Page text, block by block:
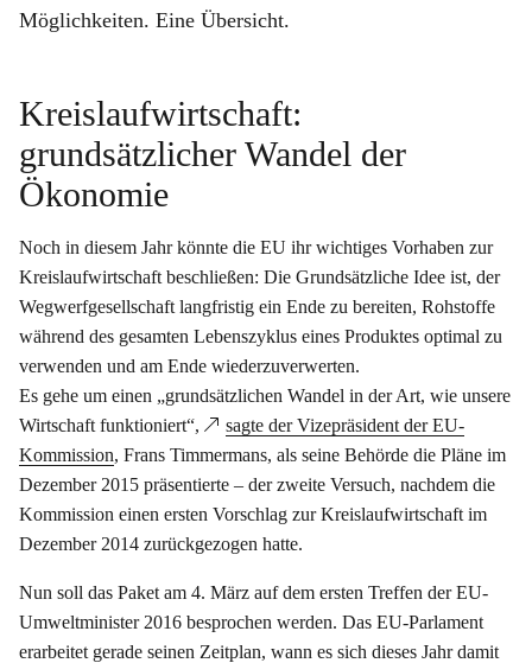
Möglichkeiten. Eine Übersicht.
Kreislaufwirtschaft:
grundsätzlicher Wandel der
Ökonomie
Noch in diesem Jahr könnte die EU ihr wichtiges Vorhaben zur
Kreislaufwirtschaft beschließen: Die Grundsätzliche Idee ist, der
Wegwerfgesellschaft langfristig ein Ende zu bereiten, Rohstoffe
während des gesamten Lebenszyklus eines Produktes optimal zu
verwenden und am Ende wiederzuverwerten.
Es gehe um einen „grundsätzlichen Wandel in der Art, wie unsere
Wirtschaft funktioniert“,
sagte der Vizepräsident der EU-
Kommission, Frans Timmermans, als seine Behörde die Pläne im
Dezember 2015 präsentierte – der zweite Versuch, nachdem die
Kommission einen ersten Vorschlag zur Kreislaufwirtschaft im
Dezember 2014 zurückgezogen hatte.
Nun soll das Paket am 4. März auf dem ersten Treffen der EU-
Umweltminister 2016 besprochen werden. Das EU-Parlament
erarbeitet gerade seinen Zeitplan, wann es sich dieses Jahr damit